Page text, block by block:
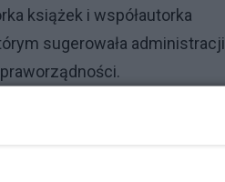
książek i współautorka
sugerowała administracji